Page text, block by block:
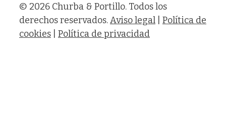
© 2026 Churba & Portillo. Todos los
derechos reservados.Aviso legal
Política de
cookies
Política de privacidad